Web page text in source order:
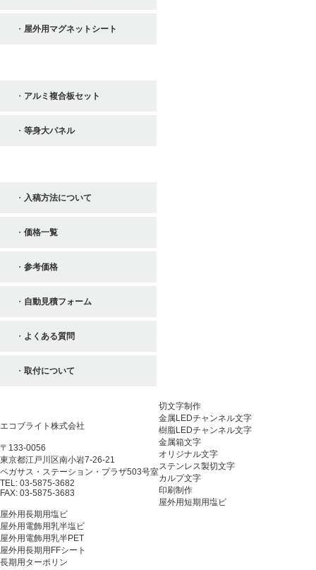
屋外用マグネットシート
アルミ複合板セット
等身大パネル
入稿方法について
価格一覧
参考価格
自動見積フォーム
よくある質問
取付について
エコブライト株式会社
〒133-0056
東京都江戸川区南小岩7-26-21
ペガサス・ステーション・プラザ503号室
TEL: 03-5875-3682
FAX: 03-5875-3683
切文字制作
金属LEDチャンネル文字
樹脂LEDチャンネル文字
金属箱文字
オリジナル文字
ステンレス製切文字
カルプ文字
印刷制作
屋外用短期用塩ビ
屋外用長期用塩ビ
屋外用電飾用乳半塩ビ
屋外用電飾用乳半PET
屋外用長期用FFシート
長期用ターポリン